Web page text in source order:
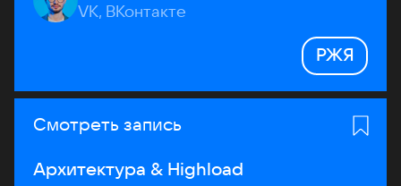
VK, ВКонтакте
РЖЯ
Смотреть запись
Архитектура & Highload